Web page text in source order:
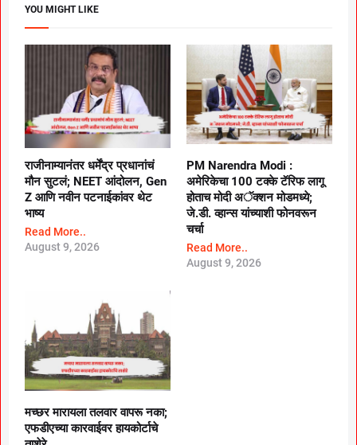
YOU MIGHT LIKE
राजीनाम्यानंतर धर्मेंद्र प्रधानांचं
मौन सुटलं; NEET आंदोलन, Gen
Z आणि नवीन पटनाईकांवर थेट
भाष्य
Read More..
August 9, 2026
PM Narendra Modi :
अमेरिकेचा 100 टक्के टॅरिफ लागू
होताच मोदी अॅक्शन मोडमध्ये;
जे.डी. व्हान्स यांच्याशी फोनवरून
चर्चा
Read More..
August 9, 2026
मच्छर मारायला तलवार वापरू नका;
एफडीएच्या कारवाईवर हायकोर्टाचे